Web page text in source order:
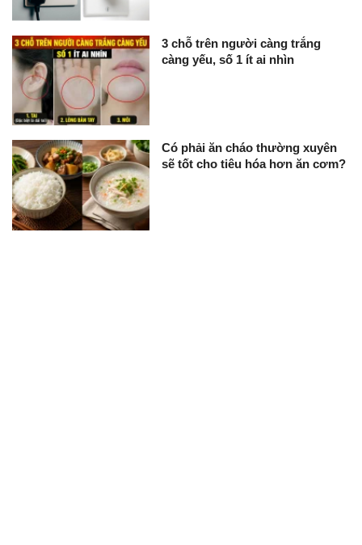
3 chỗ trên người càng trắng
càng yếu, số 1 ít ai nhìn
Có phải ăn cháo thường xuyên
sẽ tốt cho tiêu hóa hơn ăn cơm?